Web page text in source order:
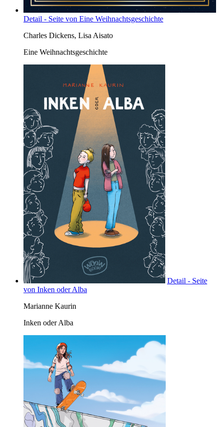
Detail - Seite von Eine Weihnachtsgeschichte
Charles Dickens, Lisa Aisato
Eine Weihnachtsgeschichte
Detail - Seite
von Inken oder Alba
Marianne Kaurin
Inken oder Alba